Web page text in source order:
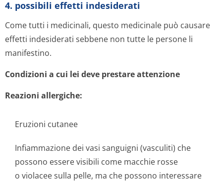
4. possibili effetti indesiderati
Come tutti i medicinali, questo medicinale può causare
effetti indesiderati sebbene non tutte le persone li
manifestino.
Condizioni a cui lei deve prestare attenzione
Reazioni allergiche:
Eruzioni cutanee
Infiammazione dei vasi sanguigni (vasculiti) che
possono essere visibili come macchie rosse
o violacee sulla pelle, ma che possono interessare